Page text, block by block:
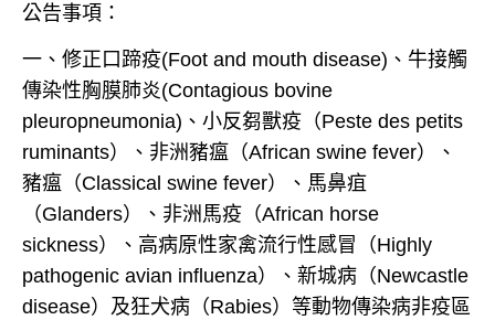
公告事項：
一、修正口蹄疫(Foot and mouth disease) 、牛接觸
傳染性胸膜肺炎(Contagious bovine
pleuropneumonia) 、小反芻獸疫（Peste des petits
ruminants）、非洲豬瘟（African swine fever）、
豬瘟（C lassical swine fever）、馬鼻疽
（Glanders）、非洲馬疫（African horse
sickness）、高病原性家禽流行性感冒（Highly
pathogenic avian influenza）、新城病（Newcastle
disease）及狂犬病（Rabies）等動物傳染病非疫區